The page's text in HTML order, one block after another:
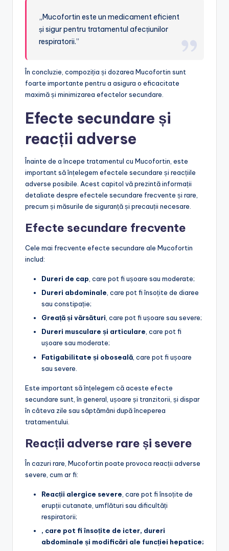
„Mucofortin este un medicament eficient
și sigur pentru tratamentul afecțiunilor
respiratorii.”
În concluzie, compoziția și dozarea Mucofortin sunt
foarte importante pentru a asigura o eficacitate
maximă și minimizarea efectelor secundare.
Efecte secundare și
reacții adverse
Înainte de a începe tratamentul cu Mucofortin, este
important să înțelegem efectele secundare și reacțiile
adverse posibile. Acest capitol vă prezintă informații
detaliate despre efectele secundare frecvente și rare,
precum și măsurile de siguranță și precauții necesare.
Efecte secundare frecvente
Cele mai frecvente efecte secundare ale Mucofortin
includ:
Dureri de cap , care pot fi ușoare sau moderate;
Dureri abdominale, care pot fi însoțite de diaree
sau constipație;
Greață și vărsături, care pot fi ușoare sau severe;
Dureri musculare și articulare, care pot fi
ușoare sau moderate;
Fatigabilitate și oboseală , care pot fi ușoare
sau severe.
Este important să înțelegem că aceste efecte
secundare sunt, în general, ușoare și tranzitorii, și dispar
în câteva zile sau săptămâni după începerea
tratamentului.
Reacții adverse rare și severe
În cazuri rare, Mucofortin poate provoca reacții adverse
severe, cum ar fi:
Reacții alergice severe , care pot fi însoțite de
erupții cutanate, umflături sau dificultăți
respiratorii;
, care pot fi însoțite de icter, dureri
abdominale și modificări ale funcției hepatice;